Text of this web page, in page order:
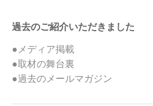
過去のご紹介いただきました
●メディア掲載
●取材の舞台裏
●過去のメールマガジン